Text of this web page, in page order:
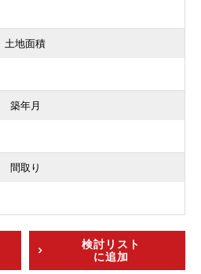
土地面積
築年月
間取り
検討リスト
に追加